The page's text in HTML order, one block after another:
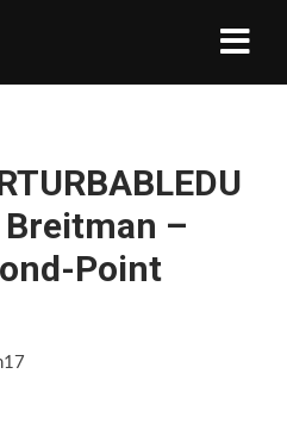
Breitman –
Point